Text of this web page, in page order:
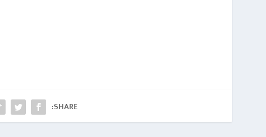
SHARE: